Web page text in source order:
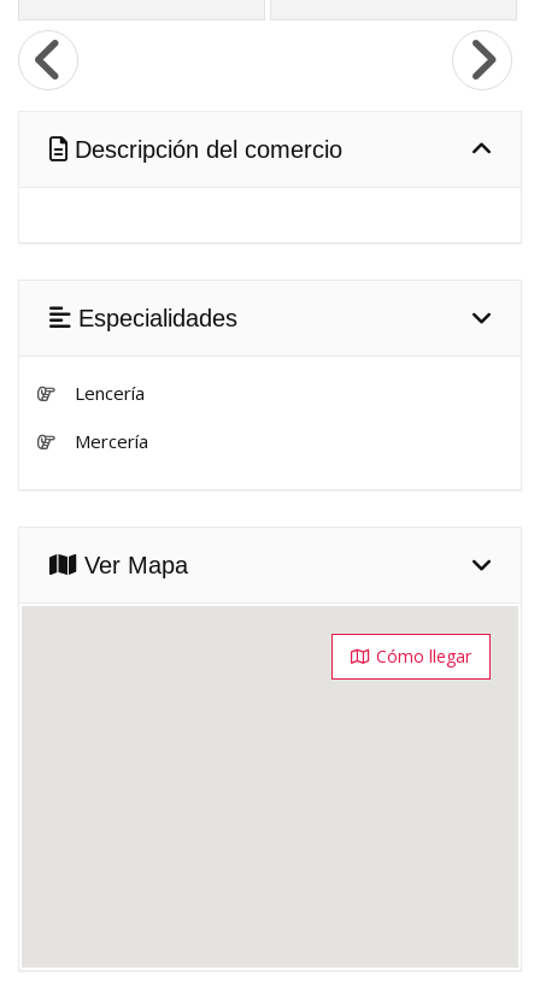
Descripción del comercio
Especialidades
Lencería
Mercería
Ver Mapa
Cómo llegar